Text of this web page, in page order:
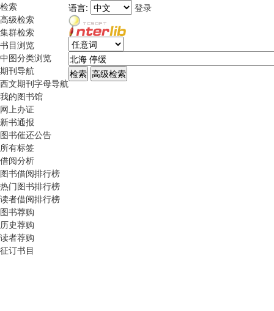
检索
高级检索
集群检索
书目浏览
中图分类浏览
期刊导航
西文期刊字母导航
我的图书馆
网上办证
新书通报
图书催还公告
所有标签
借阅分析
图书借阅排行榜
热门图书排行榜
读者借阅排行榜
图书荐购
历史荐购
读者荐购
征订书目
语言: 登录